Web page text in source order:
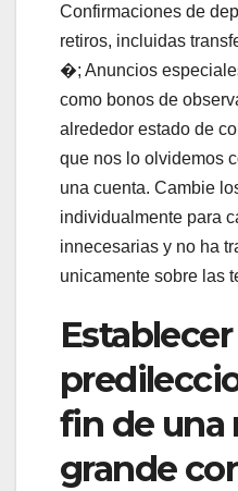
Confirmaciones de
retiros, incluidas
�; Anuncios
como bonos de
alrededor estado de
que nos lo olvidemos
una cuenta. Cambie
individualmente para
innecesarias y no ha
unicamente sobre las
Establecer
fin de una
grande